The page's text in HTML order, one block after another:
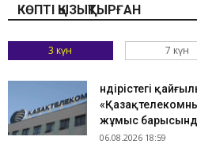
КӨПТІ ҚЫЗЫҚТЫРҒАН
3 күн 7 күн
Өндірістегі
жұмыс
06.08.2026 18:59